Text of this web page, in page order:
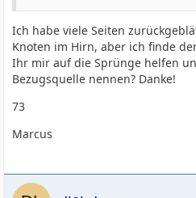
Ich habe viele Seiten
Knoten im Hirn, aber ich finde
Ihr mir auf die Sprünge helfen
Bezugsquelle nennen? Danke!
73
Marcus